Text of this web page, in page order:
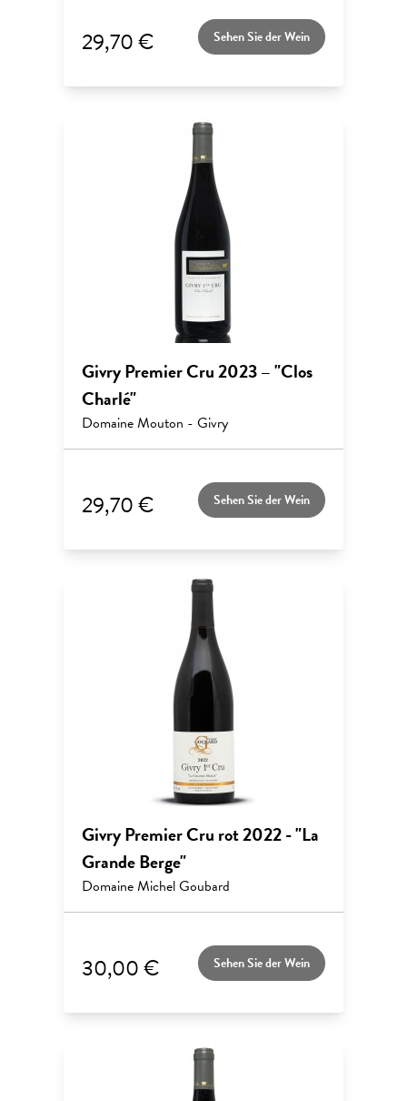
29,70 € Sehen Sie der Wein
Givry Premier Cru 2023 – "Clos
Charlé"
Domaine Mouton - Givry
29,70 € Sehen Sie der Wein
Givry Premier Cru rot 2022 - "La
Grande Berge"
Domaine Michel Goubard
30,00 € Sehen Sie der Wein